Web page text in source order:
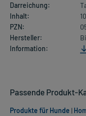
Darreichung:
Inhalt:
PZN:
Hersteller:
Information:
Passende Produkt-
Produkte für Hunde |